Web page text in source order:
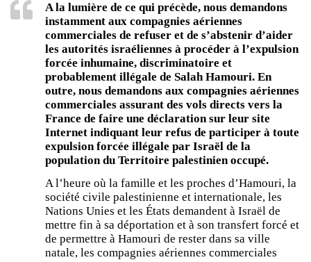
A la lumière de ce qui précède, nous demandons
instamment aux compagnies aériennes
commerciales de refuser et de s’abstenir d’aider
les autorités israéliennes à procéder à l’expulsion
forcée inhumaine, discriminatoire et
probablement illégale de Salah Hamouri. En
outre, nous demandons aux compagnies aériennes
commerciales assurant des vols directs vers la
France de faire une déclaration sur leur site
Internet indiquant leur refus de participer à toute
expulsion forcée illégale par Israël de la
population du Territoire palestinien occupé.
A l’heure où la famille et les proches d’Hamouri, la
société civile palestinienne et internationale, les
Nations Unies et les États demandent à Israël de
mettre fin à sa déportation et à son transfert forcé et
de permettre à Hamouri de rester dans sa ville
natale, les compagnies aériennes commerciales